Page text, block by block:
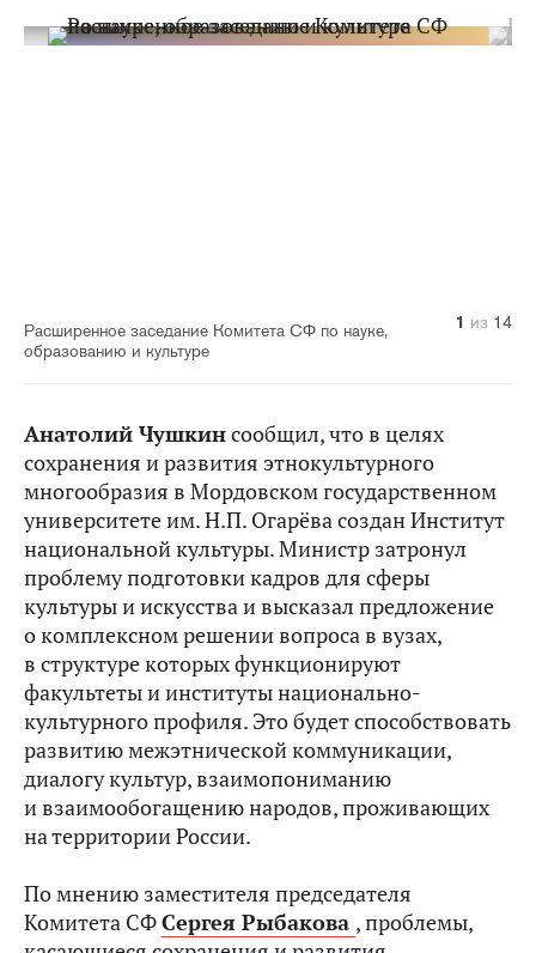
Расширенное заседание Комитета СФ по науке,
образованию и культуре
1 из 14
2 из 14
3 из 14
4 из 14
5 из 14
6 из 14
7 из 14
8 из 14
9 из 14
10 из 14
11 из 14
12 из 14
13 из 14
14 из 14
Анатолий Чушкинсообщил, что в целях
сохранения и развития этнокультурного
многообразия в Мордовском государственном
университете им. Н.П. Огарёва создан Институт
национальной культуры. Министр затронул
проблему подготовки кадров для сферы
культуры и искусства и высказал предложение
о комплексном решении вопроса в вузах,
в структуре которых функционируют
факультеты и институты национально-
культурного профиля. Это будет способствовать
развитию межэтнической коммуникации,
диалогу культур, взаимопониманию
и взаимообогащению народов, проживающих
на территории России.
По мнению заместителя председателя
Комитета СФСергея Рыбакова , проблемы,